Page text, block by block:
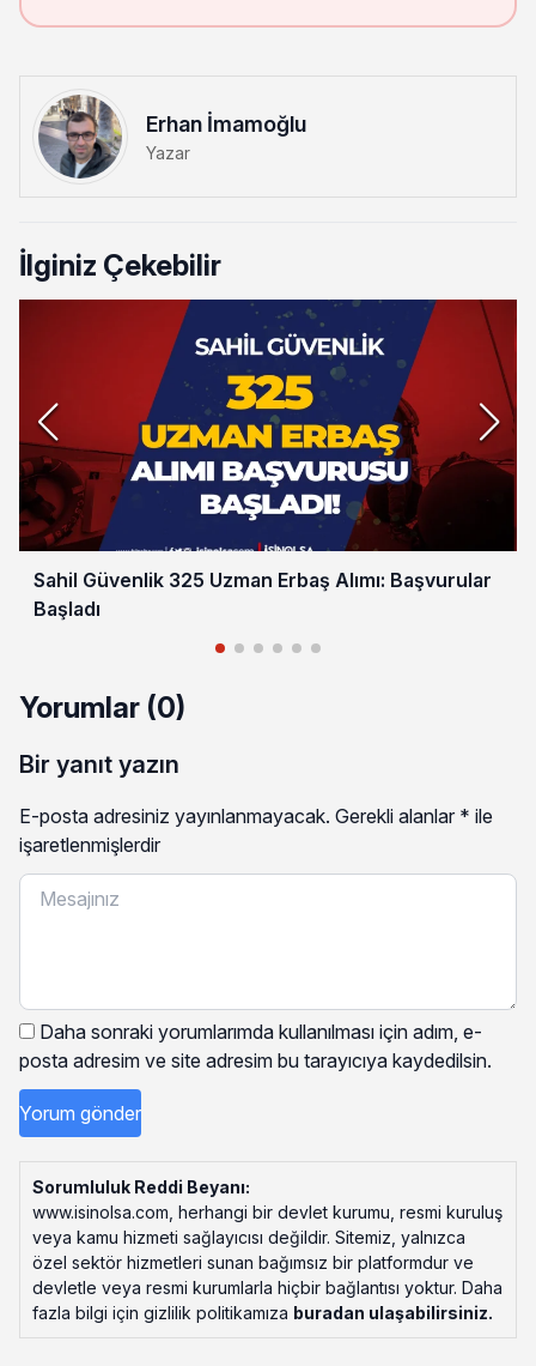
Erhan İmamoğlu
Yazar
İlginiz Çekebilir
Sahil Güvenlik 325 Uzman Erbaş Alımı: Başvurular
Başladı
Yorumlar (0)
Bir yanıt yazın
E-posta adresiniz yayınlanmayacak. Gerekli alanlar * ile
işaretlenmişlerdir
Daha sonraki yorumlarımda kullanılması için adım, e-
posta adresim ve site adresim bu tarayıcıya kaydedilsin.
Sorumluluk Reddi Beyanı:
www.isinolsa.com, herhangi bir devlet kurumu, resmi kuruluş
veya kamu hizmeti sağlayıcısı değildir. Sitemiz, yalnızca
özel sektör hizmetleri sunan bağımsız bir platformdur ve
devletle veya resmi kurumlarla hiçbir bağlantısı yoktur. Daha
fazla bilgi için gizlilik politikamıza buradan ulaşabilirsiniz.